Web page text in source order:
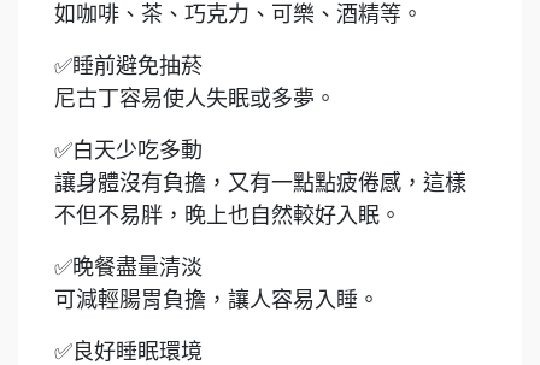
如咖啡、茶、巧克力、可樂、酒精等。
✅睡前避免抽菸
尼古丁容易使人失眠或多夢。
✅白天少吃多動
讓身體沒有負擔，又有一點點疲倦感，這樣
不但不易胖，晚上也自然較好入眠。
✅晚餐盡量清淡
可減輕腸胃負擔，讓人容易入睡。
✅ 良好睡眠環境